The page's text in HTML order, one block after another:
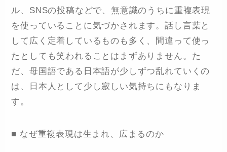
ル、SNSの投稿などで、無意識のうちに重複表現
を使っていることに気づかされます。話し言葉と
して広く定着しているものも多く、間違って使っ
たとしても笑われることはまずありません。た
だ、母国語である日本語が少しずつ乱れていくの
は、日本人として少し寂しい気持ちにもなりま
す。
■ なぜ重複表現は生まれ、広まるのか